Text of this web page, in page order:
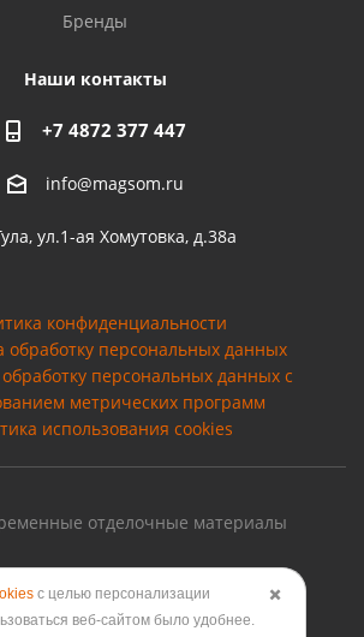
Бренды
Наши контакты
+7 4872 377 447
info@magsom.ru
ул.1-ая Хомутовка, д.38а
конфиденциальности
обработку персональных данных
обработку персональных данных с
метрических программ
использования cookies
отделочные материалы
Версия для печати
✖️
с целью персонализации
веб-сайтом было удобнее.